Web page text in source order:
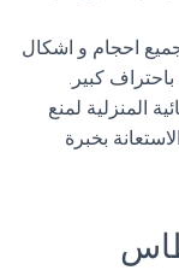
احجام و اشكال
كبير.
المنزلية لمنع
بخبرة